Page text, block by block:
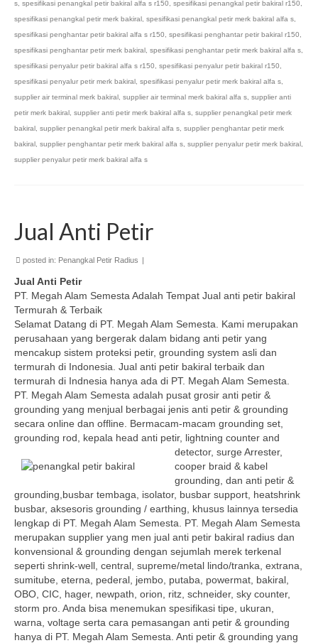
s spesifikasi penangkal petir bakiral alfa s r150 spesifikasi penangkal petir bakiral r150
spesifikasi penangkal petir merk bakiral spesifikasi penangkal petir merk bakiral alfa s
spesifikasi penghantar petir bakiral alfa s r150
spesifikasi penghantar petir bakiral r150
spesifikasi penghantar petir merk bakiral spesifikasi penghantar petir merk bakiral alfa s
spesifikasi penyalur petir bakiral alfa s r150
spesifikasi penyalur petir bakiral r150
spesifikasi penyalur petir merk bakiral spesifikasi penyalur petir merk bakiral alfa s
supplier air terminal merk bakiral supplier air terminal merk bakiral alfa s supplier anti
petir merk bakiral supplier anti petir merk bakiral alfa s supplier penangkal petir merk
bakiral supplier penangkal petir merk bakiral alfa s supplier penghantar petir merk
bakiral supplier penghantar petir merk bakiral alfa s supplier penyalur petir merk bakiral
supplier penyalur petir merk bakiral alfa s
Jual Anti Petir
posted in: Penangkal Petir Radius |
Jual Anti Petir
PT. Megah Alam Semesta Adalah Tempat Jual anti petir bakiral
Termurah & Terbaik
Selamat Datang di PT. Megah Alam Semesta. Kami merupakan
perusahaan yang bergerak dalam bidang anti petir yang
mencakup sistem proteksi petir, grounding system asli dan
termurah di Indonesia. Jual anti petir bakiral terbaik dan
termurah di Indnesia hanya ada di PT. Megah Alam Semesta.
PT. Megah Alam Semesta adalah pusat grosir anti petir &
grounding yang menjual berbagai jenis anti petir & grounding
secara online dan offline. Bermacam-macam grounding set,
grounding rod, kepala head anti petir, lightning counter and
detector, surge Arrester,
cooper braid & kabel
grounding, dan anti petir &
grounding,busbar tembaga, isolator, busbar support, heatshrink
busbar, aksesoris grounding / earthing, khusus lainnya tersedia
lengkap di PT. Megah Alam Semesta. PT. Megah Alam Semesta
merupakan supplier yang men jual anti petir bakiral radius dan
konvensional & grounding dengan sejumlah merek terkenal
seperti shrink-well, central, supreme/metal lindo/tranka, extrana,
sumitube, eterna, pederal, jembo, putaba, powermat, bakiral,
OBO, CIC, hager, newpath, orion, ritz, schneider, sky counter,
storm pro. Anda bisa menemukan spesifikasi tipe, ukuran,
warna, voltage serta cara pemasangan anti petir & grounding
hanya di PT. Megah Alam Semesta. Anti petir & grounding yang